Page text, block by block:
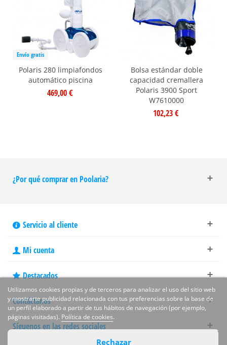
Envío gratis
Polaris 280 limpiafondos
automático piscina
469,00 €
Bolsa estándar doble
capacidad cremallera
Polaris 3900 Sport
W7610000
102,23 €
¿Por qué comprar en Poolaria?
Servicio al cliente
Mi cuenta
Destacados
Contáctanos
Síguenos en las redes sociales
Utilizamos cookies propias y de terceros para analizar el uso del sitio web
y mostrarte publicidad relacionada con tus preferencias sobre la base de
un perfil elaborado a partir de tus hábitos de navegación (por ejemplo,
páginas visitadas). Política de cookies.
Rechazar